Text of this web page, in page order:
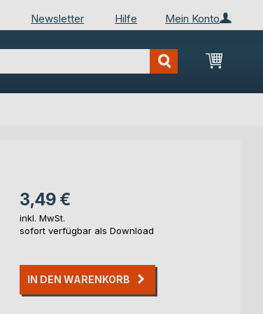
Mein Konto
Newsletter Hilfe
Mein
3,49 €
inkl. MwSt.
sofort verfügbar als Download
IN DEN WARENKORB